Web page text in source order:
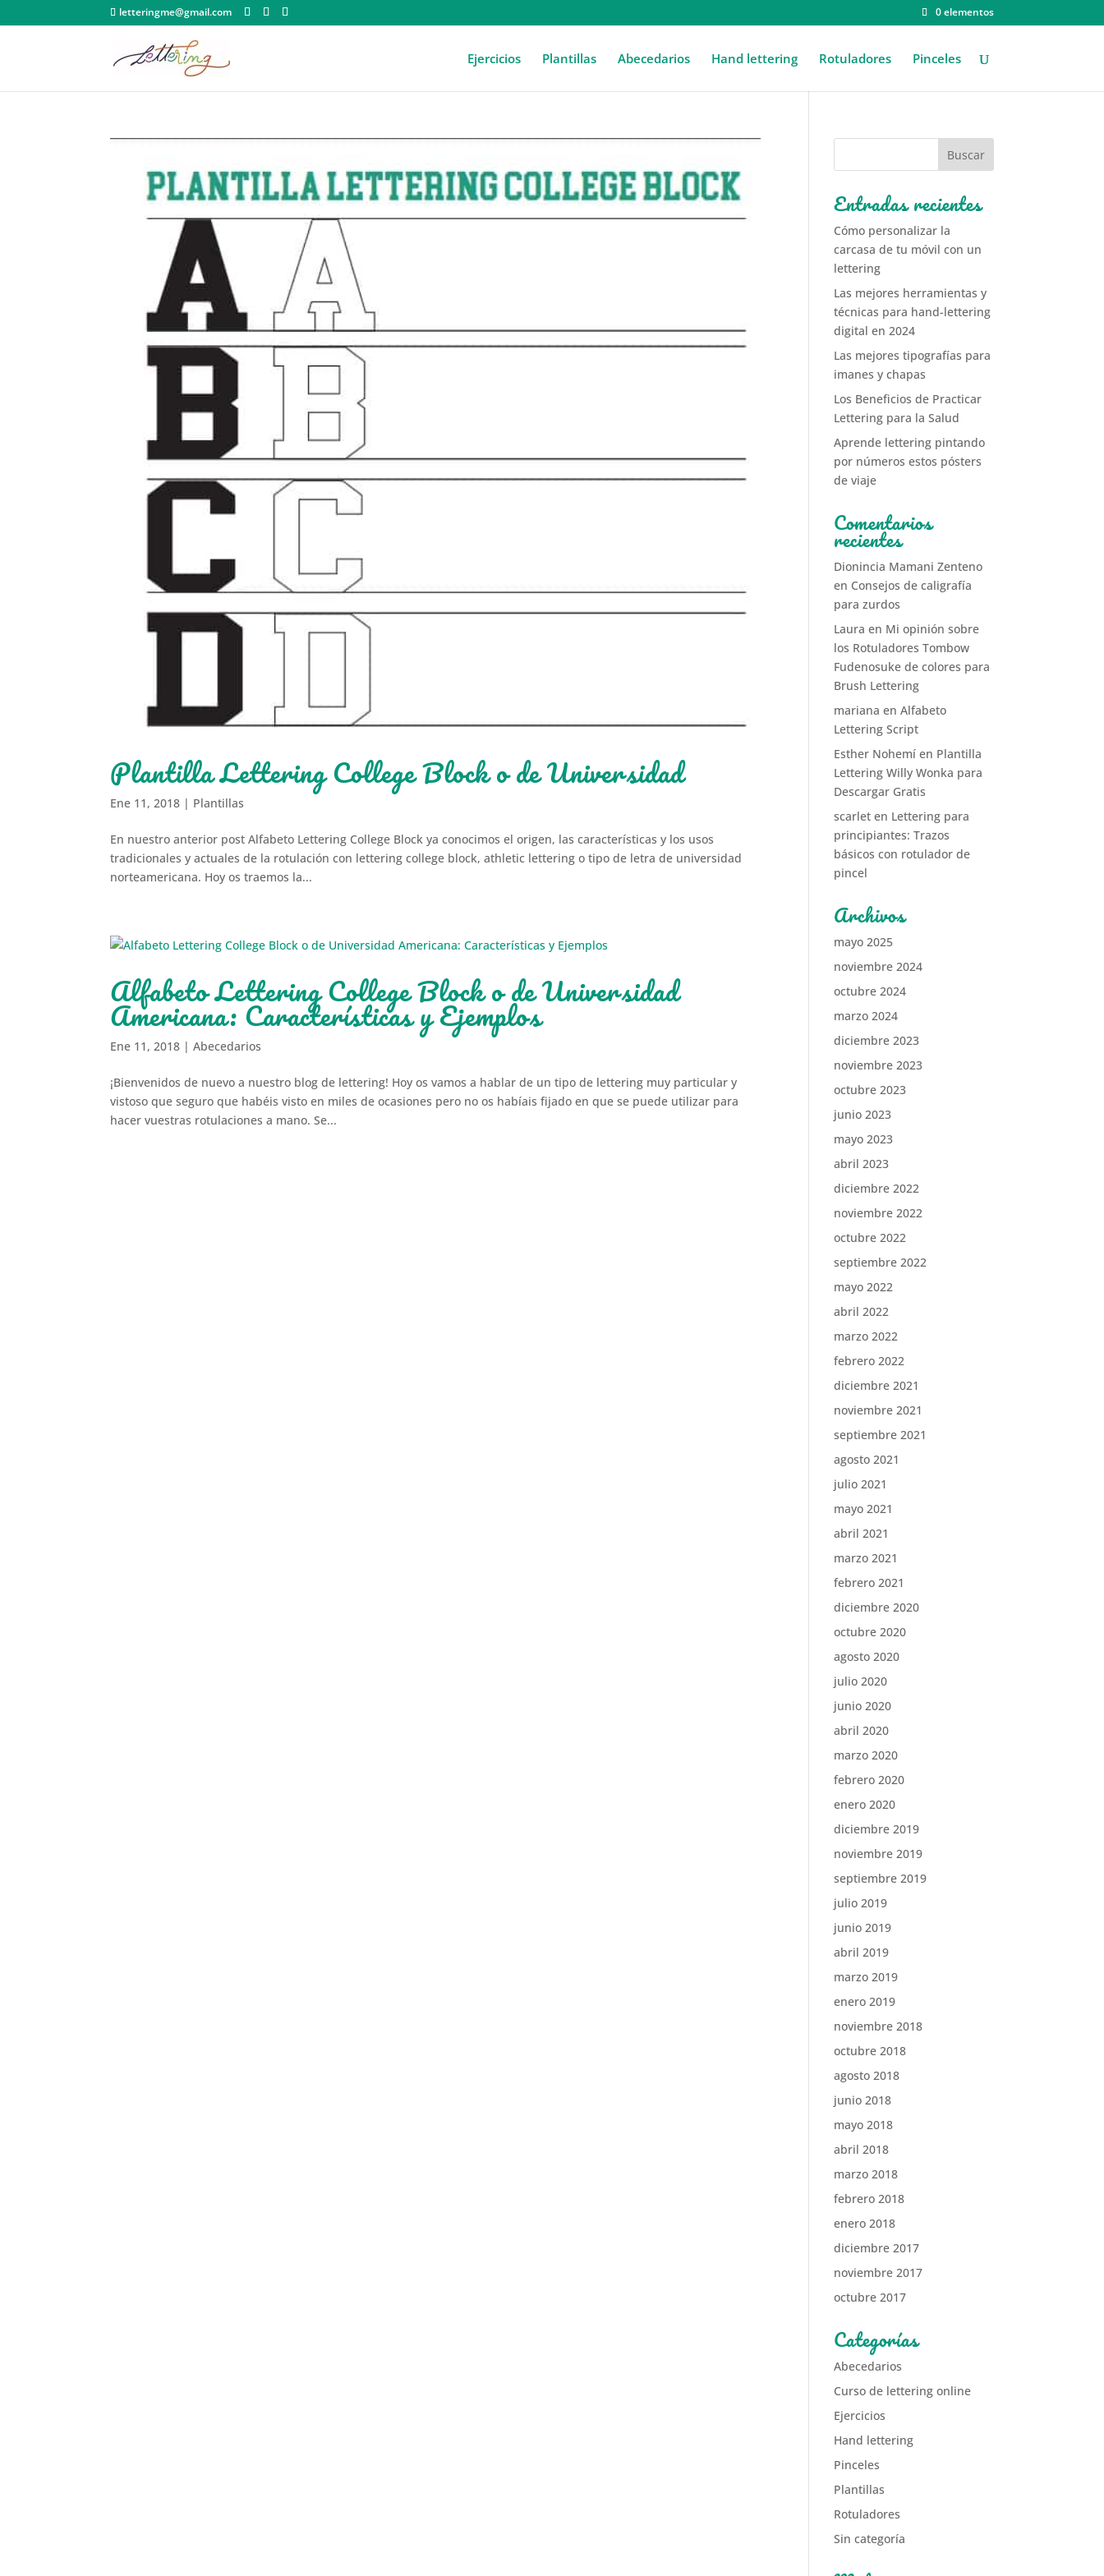
letteringme@gmail.com 0 elementos
Ejercicios Plantillas Abecedarios Hand lettering Rotuladores Pinceles
Plantilla Lettering College Block o de Universidad
Ene 11, 2018 | Plantillas
En nuestro anterior post Alfabeto Lettering College Block ya conocimos el origen, las características y los usos
tradicionales y actuales de la rotulación con lettering college block, athletic lettering o tipo de letra de universidad
norteamericana. Hoy os traemos la...
Alfabeto Lettering College Block o de Universidad
Americana: Características y Ejemplos
Ene 11, 2018 |Abecedarios
¡Bienvenidos de nuevo a nuestro blog de lettering! Hoy os vamos a hablar de un tipo de lettering muy particular y
vistoso que seguro que habéis visto en miles de ocasiones pero no os habíais fijado en que se puede utilizar para
hacer vuestras rotulaciones a mano. Se...
Entradas recientes
Cómo personalizar la
carcasa de tu móvil con un
lettering
Las mejores herramientas y
técnicas para hand-lettering
digital en 2024
Las mejores tipografías para
imanes y chapas
Los Beneficios de Practicar
Lettering para la Salud
Aprende lettering pintando
por números estos pósters
de viaje
Comentarios
recientes
Dionincia Mamani Zenteno
en Consejos de caligrafía
para zurdos
Laura en Mi opinión sobre
los Rotuladores Tombow
Fudenosuke de colores para
Brush Lettering
mariana enAlfabeto
Lettering Script
Esther Nohemí en Plantilla
Lettering Willy Wonka para
Descargar Gratis
scarlet en Lettering para
principiantes: Trazos
básicos con rotulador de
pincel
Archivos
mayo 2025
noviembre 2024
octubre 2024
marzo 2024
diciembre 2023
noviembre 2023
octubre 2023
junio 2023
mayo 2023
abril 2023
diciembre 2022
noviembre 2022
octubre 2022
septiembre 2022
mayo 2022
abril 2022
marzo 2022
febrero 2022
diciembre 2021
noviembre 2021
septiembre 2021
agosto 2021
julio 2021
mayo 2021
abril 2021
marzo 2021
febrero 2021
diciembre 2020
octubre 2020
agosto 2020
julio 2020
junio 2020
abril 2020
marzo 2020
febrero 2020
enero 2020
diciembre 2019
noviembre 2019
septiembre 2019
julio 2019
junio 2019
abril 2019
marzo 2019
enero 2019
noviembre 2018
octubre 2018
agosto 2018
junio 2018
mayo 2018
abril 2018
marzo 2018
febrero 2018
enero 2018
diciembre 2017
noviembre 2017
octubre 2017
Categorías
Abecedarios
Curso de lettering online
Ejercicios
Hand lettering
Pinceles
Plantillas
Rotuladores
Sin categoría